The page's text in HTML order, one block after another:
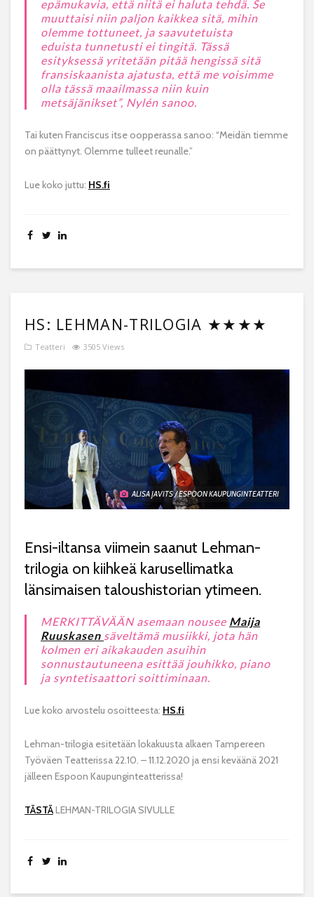
epämukavia, että niitä ei haluta tehdä. Se
muuttaisi niin paljon kaikkea sitä, mihin
olemme tottuneet, ja saavutetuista
eduista tunnetusti ei tingitä. Tässä
esityksessä yritetään pitää hengissä sitä
fransiskaanista ajatusta, että me voisimme
olla tässä maailmassa niin kuin
metsäjänikset”, Nylén sanoo.
Tai kuten Franciscus itse oopperassa sanoo: “Meidän tiemme
on päättynyt. Olemme tulleet reunalle.”
Lue koko juttu: HS.fi
HS: LEHMAN-TRILOGIA ★★★★
Teatteri 3505 Views
ALISA JAVITS / ESPOON KAUPUNGINTEATTERI
Ensi-iltansa viimein saanut Lehman-
trilogia on kiihkeä karusellimatka
länsimaisen taloushistorian ytimeen.
MERKITTÄVÄÄNasemaan nousee Maija
Ruuskasen säveltämä musiikki, jota hän
kolmen eri aikakauden asuihin
sonnustautuneena esittää jouhikko, piano
ja syntetisaattori soittiminaan.
Lue koko arvostelu osoitteesta: HS.fi
Lehman-trilogia esitetään lokakuusta alkaen Tampereen
Työväen Teatterissa 22.10. – 11.12.2020 ja ensi keväänä 2021
jälleen Espoon Kaupunginteatterissa!
TÄSTÄLEHMAN-TRILOGIA SIVULLE